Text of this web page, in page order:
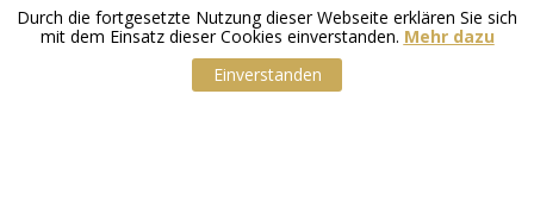
Durch die fortgesetzte Nutzung dieser Webseite erklären Sie sich
mit dem Einsatz dieser Cookies einverstanden. Mehr dazu
Einverstanden